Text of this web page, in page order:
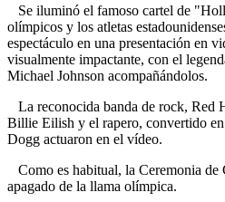
Se iluminó el famoso cartel de
olímpicos y los atletas
espectáculo en una presentación en
visualmente impactante, con el
Michael Johnson acompañándolos.
La reconocida banda de rock, Red
Billie Eilish y el rapero, convertido
Dogg actuaron en el vídeo.
Como es habitual, la Ceremonia de
apagado de la llama olímpica.